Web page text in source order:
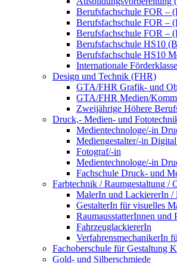
Berufsfachschule FOR –
Berufsfachschule FOR –
Berufsfachschule FOR –
Berufsfachschule HS10
Berufsfachschule HS10
Internationale
Design und Technik (FHR)
GTA/FHR Grafik- und
GTA/FHR Medien/
Zweijährige Höhere
Druck,- Medien- und
Medientechnologe/-in
Mediengestalter/-in
Fotograf/-in
Medientechnologe/-in
Fachschule Druck- und
Farbtechnik / Raumgestaltung /
MalerIn und LackiererIn /
GestalterIn für visuelles
RaumausstatterInnen und
FahrzeuglackiererIn
VerfahrensmechanikerIn
Fachoberschule für Gestaltung
Gold- und Silberschmiede